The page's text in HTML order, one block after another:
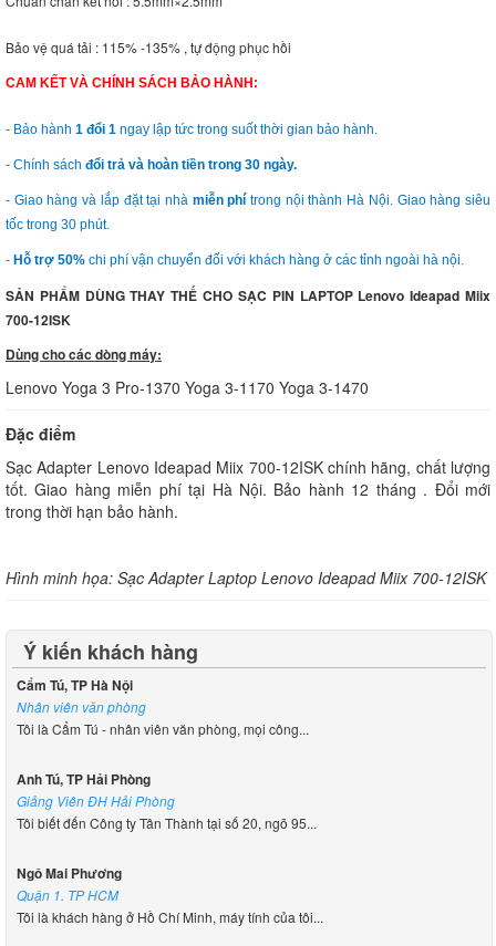
Bảo vệ quá tải : 115% -135% , tự động phục hồi
CAM KẾT VÀ CHÍNH SÁCH BẢO HÀNH:
- Bảo hành 1 đổi 1 ngay lập tức trong suốt thời gian bảo hành.
- Chính sách đổi trả và hoàn tiền trong 30 ngày.
- Giao hàng và lắp đặt tại nhà miễn phí trong nội thành Hà Nội. Giao hàng siêu
tốc trong 30 phút.
- Hỗ trợ 50% chi phí vận chuyển đối với khách hàng ở các tỉnh ngoài hà nội.
SẢN PHẨM DÙNG THAY THẾ CHO SẠC PIN LAPTOP Lenovo Ideapad Miix
700-12ISK
Dùng cho các dòng máy:
Lenovo Yoga 3 Pro-1370 Yoga 3-1170 Yoga 3-1470
Đặc điểm
Sạc Adapter Lenovo Ideapad Miix 700-12ISK chính hãng, chất lượng
tốt. Giao hàng miễn phí tại Hà Nội. Bảo hành 12 tháng . Đổi mới
trong thời hạn bảo hành.
Hình minh họa: Sạc Adapter Laptop Lenovo Ideapad Miix 700-12ISK
Ý kiến khách hàng
Cẩm Tú, TP Hà Nội
Nhân viên văn phòng
Tôi là Cẩm Tú - nhân viên văn phòng, mọi công...
Anh Tú, TP Hải Phòng
Giảng Viên ĐH Hải Phòng
Tôi biết đến Công ty Tân Thành tại số 20, ngõ 95...
Ngô Mai Phương
Quận 1. TP HCM
Tôi là khách hàng ở Hồ Chí Minh, máy tính của tôi...